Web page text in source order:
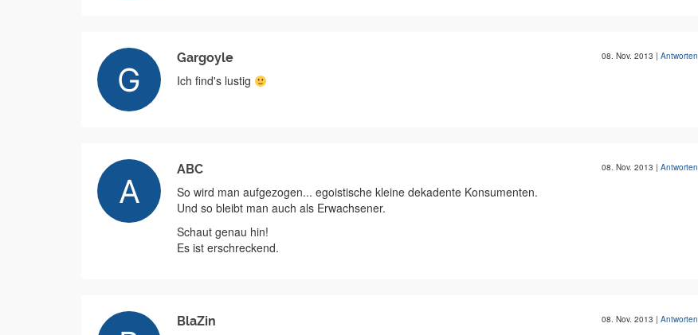
Gargoyle 08. Nov. 2013 | Antworten
Ich find's lustig
ABC 08. Nov. 2013 | Antworten
So wird man aufgezogen... egoistische kleine dekadente Konsumenten.
Und so bleibt man auch als Erwachsener.
Schaut genau hin!
Es ist erschreckend.
BlaZin 08. Nov. 2013 | Antworten